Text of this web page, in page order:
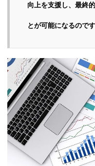
向上を支援し、最終
とが可能になるのです